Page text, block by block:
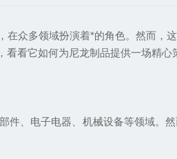
众多领域扮演着*的角色。然而，
它如何为尼龙制品提供一场精心
、电子电器、机械设备等领域。